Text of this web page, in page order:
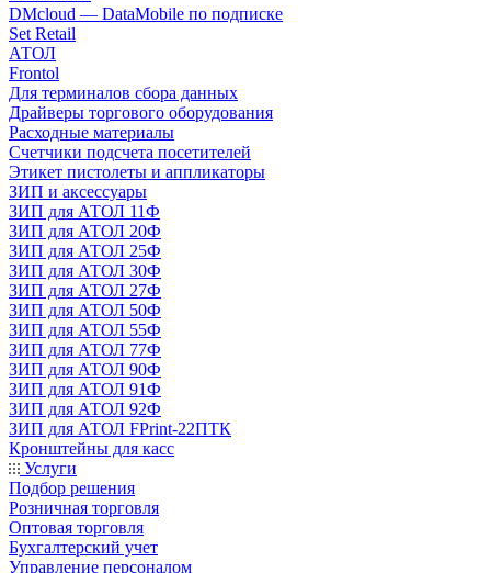
DMcloud — DataMobile по подписке
Set Retail
АТОЛ
Frontol
Для терминалов сбора данных
Драйверы торгового оборудования
Расходные материалы
Счетчики подсчета посетителей
Этикет пистолеты и аппликаторы
ЗИП и аксессуары
ЗИП для АТОЛ 11Ф
ЗИП для АТОЛ 20Ф
ЗИП для АТОЛ 25Ф
ЗИП для АТОЛ 30Ф
ЗИП для АТОЛ 27Ф
ЗИП для АТОЛ 50Ф
ЗИП для АТОЛ 55Ф
ЗИП для АТОЛ 77Ф
ЗИП для АТОЛ 90Ф
ЗИП для АТОЛ 91Ф
ЗИП для АТОЛ 92Ф
ЗИП для АТОЛ FPrint-22ПТК
Кронштейны для касс
Услуги
Подбор решения
Розничная торговля
Оптовая торговля
Бухгалтерский учет
Управление персоналом